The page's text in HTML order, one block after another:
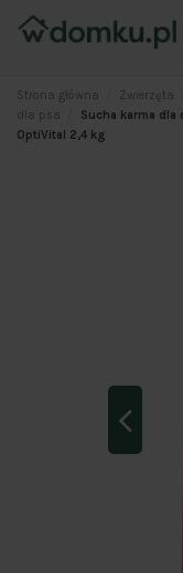
Strona główna Zwierzęta
dla psa
Sucha karma dla
OptiVital 2,4 kg